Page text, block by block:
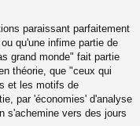
paraissant parfaitement
qu'une infime partie de
grand monde" fait partie
théorie, que "ceux qui
et les motifs de
par 'économies' d'analyse
s'achemine vers des jours